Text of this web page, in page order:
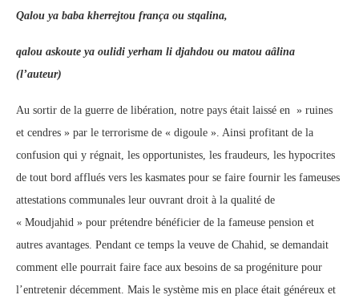
Qalou ya baba kherrejtou frança ou stqalina,
qalou askoute ya oulidi yerham li djahdou ou matou aâlina
(l’auteur)
Au sortir de la guerre de libération, notre pays était laissé en » ruines
et cendres » par le terrorisme de « digoule ». Ainsi profitant de la
confusion qui y régnait, les opportunistes, les fraudeurs, les hypocrites
de tout bord afflués vers les kasmates pour se faire fournir les fameuses
attestations communales leur ouvrant droit à la qualité de
« Moudjahid » pour prétendre bénéficier de la fameuse pension et
autres avantages. Pendant ce temps la veuve de Chahid, se demandait
comment elle pourrait faire face aux besoins de sa progéniture pour
l’entretenir décemment. Mais le système mis en place était généreux et